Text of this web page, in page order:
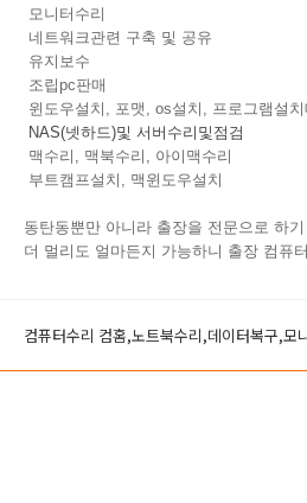
모니터수리​
네트워크관련 구축 및 공유
유지보수
조립pc판매
윈도우설치, 포맷, os설치, 프로그램설치
NAS(넷하드)및 서버수리및점검
맥수리, 맥북수리, 아이맥수리
부트캠프설치, 맥윈도우설치​ ​
동탄동뿐만 아니라 출장을 전문으로 하
더 멀리도 얼마든지 가능하니 출장 컴퓨
컴퓨터수리 컴홈,노트북수리,데이터복구,